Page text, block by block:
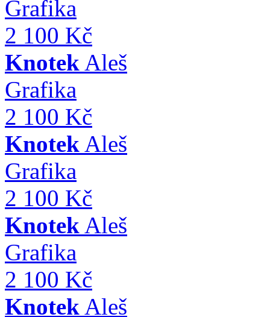
Grafika
2 100 Kč
Knotek Aleš
Grafika
2 100 Kč
Knotek Aleš
Grafika
2 100 Kč
Knotek Aleš
Grafika
2 100 Kč
Knotek Aleš